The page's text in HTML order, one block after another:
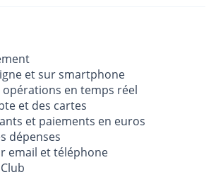
et sur smartphone
opérations en temps réel
et des cartes
et paiements en euros
dépenses
email et téléphone